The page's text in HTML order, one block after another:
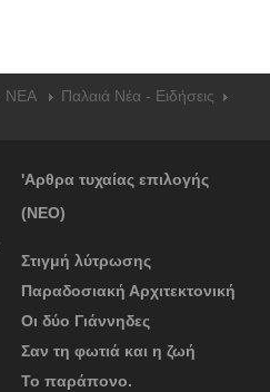
NEA
Παλαιά Νέα - Ειδήσεις
'Αρθρα τυχαίας επιλογής
(ΝΕΟ)
Στιγμή λύτρωσης
Παραδοσιακή Αρχιτεκτονική
Οι δύο Γιάννηδες
Σαν τη φωτιά και η ζωή
Το παράπονο.